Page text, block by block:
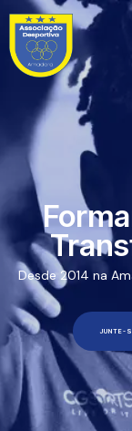
JUNTE-
Desde 2014 na